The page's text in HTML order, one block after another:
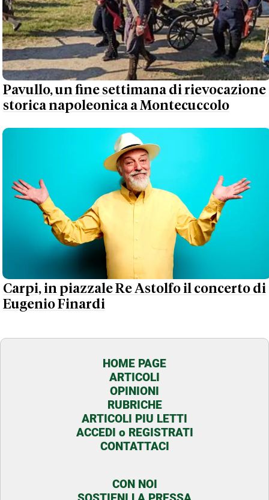
Pavullo, un fine settimana di rievocazione
storica napoleonica a Montecuccolo
Carpi, in piazzale Re Astolfo il concerto di
Eugenio Finardi
HOME PAGE
ARTICOLI
OPINIONI
RUBRICHE
ARTICOLI PIU LETTI
ACCEDI o REGISTRATI
CONTATTACI
CON NOI